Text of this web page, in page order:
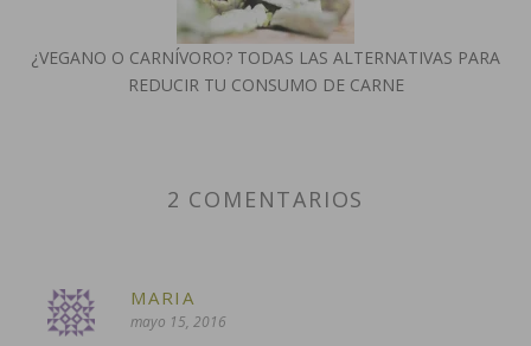
¿VEGANO O CARNÍVORO? TODAS LAS ALTERNATIVAS PARA
REDUCIR TU CONSUMO DE CARNE
2 COMENTARIOS
MARIA
mayo 15, 2016